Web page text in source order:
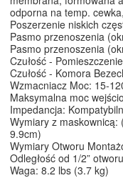
odporna na temp.
Poszerzenie niskich
Pasmo przenoszenia
Pasmo przenoszenia
Czułość -
Czułość - Komora
Wzmacniacz Moc: 15-
Maksymalna moc
Impedancja:
Wymiary z maskownicą:
9.9cm)
Wymiary Otworu
Odległość od 1/2”
Waga: 8.2 lbs (3.7 kg)